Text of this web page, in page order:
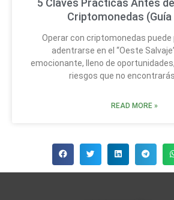
5 Claves Practicas Antes
Criptomonedas (Guía
Operar con criptomonedas
adentrarse en el “Oeste
emocionante, lleno de
riesgos que no
READ MORE »